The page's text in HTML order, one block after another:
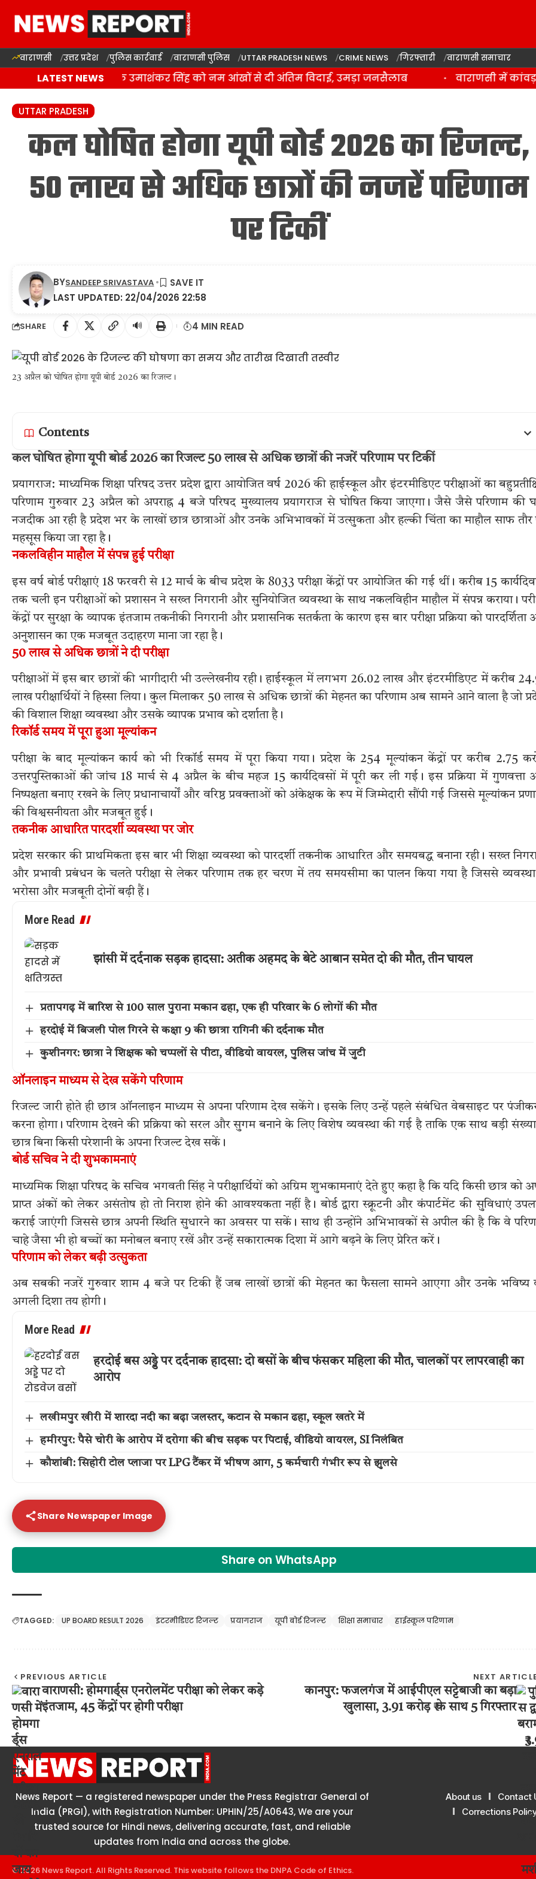
वाराणसी उत्तर प्रदेश पुलिस कार्रवाई वाराणसी पुलिस UTTAR PRADESH NEWS CRIME NEWS गिरफ्तारी वाराणसी समाचार
LATEST NEWS
में बसपा विधायक उमाशंकर सिंह को नम आंखों से दी अंतिम विदाई, उमड़ा जनसैलाब वाराणसी में कांवड़
UTTAR PRADESH
कल घोषित होगा यूपी बोर्ड 2026 का रिजल्ट,
50 लाख से अधिक छात्रों की नजरें परिणाम
पर टिकीं
LAST UPDATED: 22/04/2026 22:58
BYSANDEEP SRIVASTAVA
SHARE 🔊 4 MIN READ
23 अप्रैल को घोषित होगा यूपी बोर्ड 2026 का रिजल्ट।
Contents
कल घोषित होगा यूपी बोर्ड 2026 का रिजल्ट 50 लाख से अधिक छात्रों की नजरें परिणाम पर टिकीं
प्रयागराज: माध्यमिक शिक्षा परिषद उत्तर प्रदेश द्वारा आयोजित वर्ष 2026 की हाईस्कूल और इंटरमीडिएट परीक्षाओं का
परिणाम गुरुवार 23 अप्रैल को अपराह्न 4 बजे परिषद मुख्यालय प्रयागराज से घोषित किया जाएगा। जैसे जैसे परिणाम की
नजदीक आ रही है प्रदेश भर के लाखों छात्र छात्राओं और उनके अभिभावकों में उत्सुकता और हल्की चिंता का माहौल साफ तौर
महसूस किया जा रहा है।
नकलविहीन माहौल में संपन्न हुई परीक्षा
इस वर्ष बोर्ड परीक्षाएं 18 फरवरी से 12 मार्च के बीच प्रदेश के 8033 परीक्षा केंद्रों पर आयोजित की गई थीं। करीब 15
तक चली इन परीक्षाओं को प्रशासन ने सख्त निगरानी और सुनियोजित व्यवस्था के साथ नकलविहीन माहौल में संपन्न कराया।
केंद्रों पर सुरक्षा के व्यापक इंतजाम तकनीकी निगरानी और प्रशासनिक सतर्कता के कारण इस बार परीक्षा प्रक्रिया को पारदर्शिता
अनुशासन का एक मजबूत उदाहरण माना जा रहा है।
50 लाख से अधिक छात्रों ने दी परीक्षा
परीक्षाओं में इस बार छात्रों की भागीदारी भी उल्लेखनीय रही। हाईस्कूल में लगभग 26.02 लाख और इंटरमीडिएट में करीब
लाख परीक्षार्थियों ने हिस्सा लिया। कुल मिलाकर 50 लाख से अधिक छात्रों की मेहनत का परिणाम अब सामने आने वाला है जो
की विशाल शिक्षा व्यवस्था और उसके व्यापक प्रभाव को दर्शाता है।
रिकॉर्ड समय में पूरा हुआ मूल्यांकन
परीक्षा के बाद मूल्यांकन कार्य को भी रिकॉर्ड समय में पूरा किया गया। प्रदेश के 254 मूल्यांकन केंद्रों पर करीब 2.75
उत्तरपुस्तिकाओं की जांच 18 मार्च से 4 अप्रैल के बीच महज 15 कार्यदिवसों में पूरी कर ली गई। इस प्रक्रिया में गुणवत्ता
निष्पक्षता बनाए रखने के लिए प्रधानाचार्यों और वरिष्ठ प्रवक्ताओं को अंकेक्षक के रूप में जिम्मेदारी सौंपी गई जिससे मूल्यांकन
की विश्वसनीयता और मजबूत हुई।
तकनीक आधारित पारदर्शी व्यवस्था पर जोर
प्रदेश सरकार की प्राथमिकता इस बार भी शिक्षा व्यवस्था को पारदर्शी तकनीक आधारित और समयबद्ध बनाना रही। सख्त
और प्रभावी प्रबंधन के चलते परीक्षा से लेकर परिणाम तक हर चरण में तय समयसीमा का पालन किया गया है जिससे
भरोसा और मजबूती दोनों बढ़ी हैं।
More Read
झांसी में दर्दनाक सड़क हादसा: अतीक अहमद के बेटे आबान समेत दो की मौत, तीन घायल
प्रतापगढ़ में बारिश से 100 साल पुराना मकान ढहा, एक ही परिवार के 6 लोगों की मौत
हरदोई में बिजली पोल गिरने से कक्षा 9 की छात्रा रागिनी की दर्दनाक मौत
कुशीनगर: छात्रा ने शिक्षक को चप्पलों से पीटा, वीडियो वायरल, पुलिस जांच में जुटी
ऑनलाइन माध्यम से देख सकेंगे परिणाम
रिजल्ट जारी होते ही छात्र ऑनलाइन माध्यम से अपना परिणाम देख सकेंगे। इसके लिए उन्हें पहले संबंधित वेबसाइट पर
करना होगा। परिणाम देखने की प्रक्रिया को सरल और सुगम बनाने के लिए विशेष व्यवस्था की गई है ताकि एक साथ बड़ी
छात्र बिना किसी परेशानी के अपना रिजल्ट देख सकें।
बोर्ड सचिव ने दी शुभकामनाएं
माध्यमिक शिक्षा परिषद के सचिव भगवती सिंह ने परीक्षार्थियों को अग्रिम शुभकामनाएं देते हुए कहा है कि यदि किसी छात्र को
प्राप्त अंकों को लेकर असंतोष हो तो निराश होने की आवश्यकता नहीं है। बोर्ड द्वारा स्क्रूटनी और कंपार्टमेंट की सुविधाएं
कराई जाएंगी जिससे छात्र अपनी स्थिति सुधारने का अवसर पा सकें। साथ ही उन्होंने अभिभावकों से अपील की है कि वे
चाहे जैसा भी हो बच्चों का मनोबल बनाए रखें और उन्हें सकारात्मक दिशा में आगे बढ़ने के लिए प्रेरित करें।
परिणाम को लेकर बढ़ी उत्सुकता
अब सबकी नजरें गुरुवार शाम 4 बजे पर टिकी हैं जब लाखों छात्रों की मेहनत का फैसला सामने आएगा और उनके भविष्य
अगली दिशा तय होगी।
More Read
हरदोई बस अड्डे पर दर्दनाक हादसा: दो बसों के बीच फंसकर महिला की मौत, चालकों पर लापरवाही का
आरोप
लखीमपुर खीरी में शारदा नदी का बढ़ा जलस्तर, कटान से मकान ढहा, स्कूल खतरे में
हमीरपुर: पैसे चोरी के आरोप में दरोगा की बीच सड़क पर पिटाई, वीडियो वायरल, SI निलंबित
कौशांबी: सिहोरी टोल प्लाजा पर LPG टैंकर में भीषण आग, 5 कर्मचारी गंभीर रूप से झुलसे
Share Newspaper Image
Share on WhatsApp
TAGGED: UP BOARD RESULT 2026 इंटरमीडिएट रिजल्ट प्रयागराज यूपी बोर्ड रिजल्ट शिक्षा समाचार हाईस्कूल परिणाम
PREVIOUS ARTICLE
वाराणसी: होमगार्ड्स एनरोलमेंट परीक्षा को लेकर कड़े
इंतजाम, 45 केंद्रों पर होगी परीक्षा
NEXT
कानपुर: फजलगंज में आईपीएल सट्टेबाजी का बड़ा
खुलासा, 3.91 करोड़ ₹ के साथ 5 गिरफ्तार
News Report — a registered newspaper under the Press Registrar General of
India (PRGI), with Registration Number: UPHIN/25/A0643, We are your
trusted source for Hindi news, delivering accurate, fast, and reliable
updates from India and across the globe.
About us Contact
Corrections
© 2026 News Report. All Rights Reserved. This website follows the DNPA Code of Ethics.